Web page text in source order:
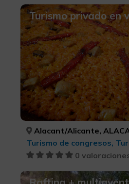
Turismo privado en
Alacant/Alicante,
0